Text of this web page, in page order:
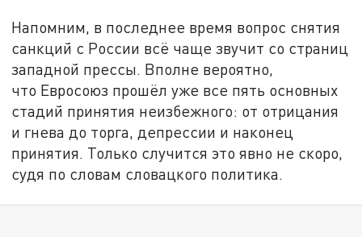
Напомним, в последнее время вопрос снятия
санкций с России всё чаще звучит со страниц
западной прессы. Вполне вероятно,
что Евросоюз прошёл уже все пять основных
стадий принятия неизбежного: от отрицания
и гнева до торга, депрессии и наконец
принятия. Только случится это явно не скоро,
судя по словам словацкого политика.